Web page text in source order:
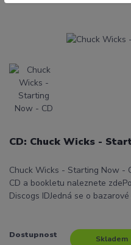
CD: Chuck Wicks -
Chuck Wicks - Starting Now -
CD a bookletu naleznete
Discogs IDJedná se o
Dostupnost Skladem